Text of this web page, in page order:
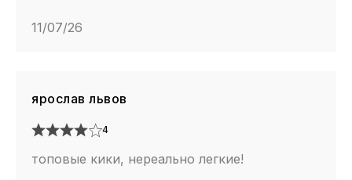
11/07/26
ярослав львов
4
топовые кики, нереально легкие!